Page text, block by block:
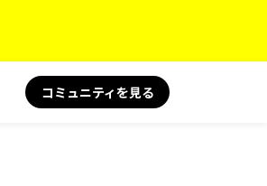
コミュニティを見る